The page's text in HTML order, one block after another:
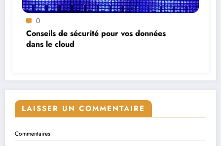
0
Conseils de sécurité pour vos données
dans le cloud
LAISSER UN COMMENTAIRE
Commentaires